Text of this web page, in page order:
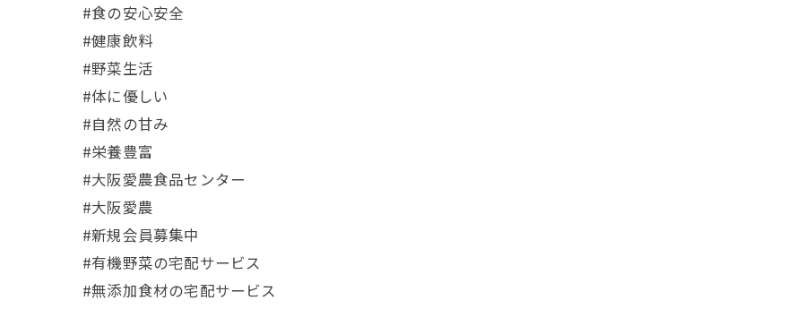
#食の安心安全
#健康飲料
#野菜生活
#体に優しい
#自然の甘み
#栄養豊富
#大阪愛農食品センター
#大阪愛農
#新規会員募集中
#有機野菜の宅配サービス
#無添加食材の宅配サービス